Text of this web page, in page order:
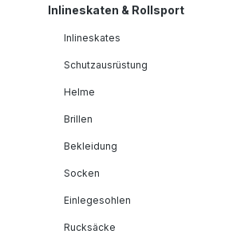
Inlineskaten & Rollsport
Inlineskates
Schutzausrüstung
Helme
Brillen
Bekleidung
Socken
Einlegesohlen
Rucksäcke